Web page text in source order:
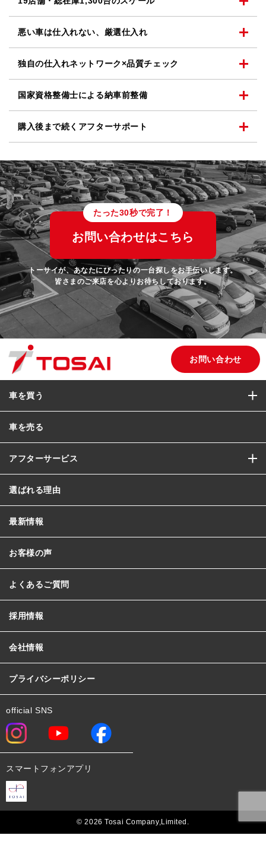
悪い車は仕入れない、 厳選仕入れ
独自の仕入れネットワーク×品質チェック
国家資格整備士による納車前整備
購入後まで続く アフターサポート
たった30秒で完了！
お問い合わせはこちら
トーサイが、あなたにぴったりの一台探しをお手伝いします。
皆さまのご来店を心よりお待ちしております。
お問い合わせ
車を買う
車を売る
アフターサービス
選ばれる理由
最新情報
お客様の声
よくあるご質問
採用情報
会社情報
プライバシーポリシー
official SNS
スマートフォンアプリ
© 2026 Tosai Company,Limited.